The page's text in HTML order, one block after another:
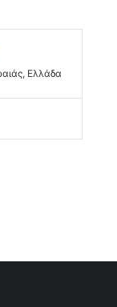
Ελλάδα